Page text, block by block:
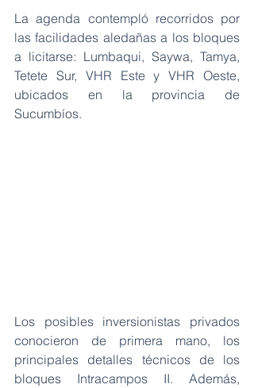
La agenda contempló recorridos por
las facilidades aledañas a los bloques
a licitarse: Lumbaqui, Saywa, Tamya,
Tetete Sur, VHR Este y VHR Oeste,
ubicados en la provincia de
Sucumbíos.
Los posibles inversionistas privados
conocieron de primera mano, los
principales detalles técnicos de los
bloques Intracampos II. Además,